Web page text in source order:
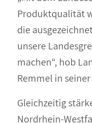
Produktqualität
die
unsere
machen“, hob
Remmel in
Gleichzeitig
Nordrhein-